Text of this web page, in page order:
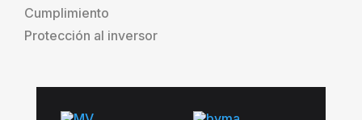
Cumplimiento
Protección al inversor